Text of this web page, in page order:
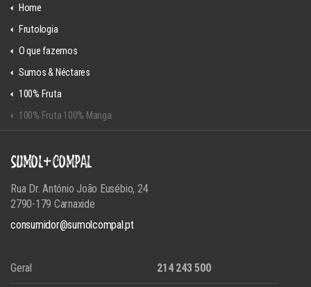
Home
Frutologia
O que fazemos
Sumos & Néctares
100% Fruta
100% Fruta 100% Manga
SUMOL+COMPAL
Rua Dr. António João Eusébio, 24
2790-179 Carnaxide
consumidor@sumolcompal.pt
Geral 214 243 500